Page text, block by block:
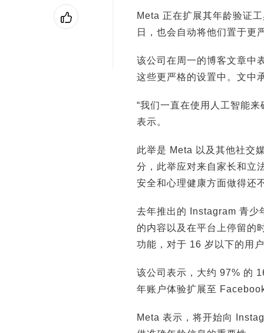
Meta 正在扩展其年龄验证
日，也会自动将他们置于更
该公司在周一的博客文章中
这些更严格的设置中。文中
“我们一直在使用人工智能
表示。
此举是 Meta 以及其他社交
分，此举应对来自家长和立
安全和心理健康方面做得还
去年推出的 Instagram 青少
的内容以及在平台上停留的
功能，对于 16 岁以下的用
该公司表示，大约 97% 的
年账户体验扩展至
Meta 表示，将开始向